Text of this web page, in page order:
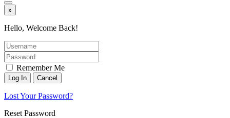
x
Hello, Welcome Back!
Remember Me
Lost Your Password?
Reset Password